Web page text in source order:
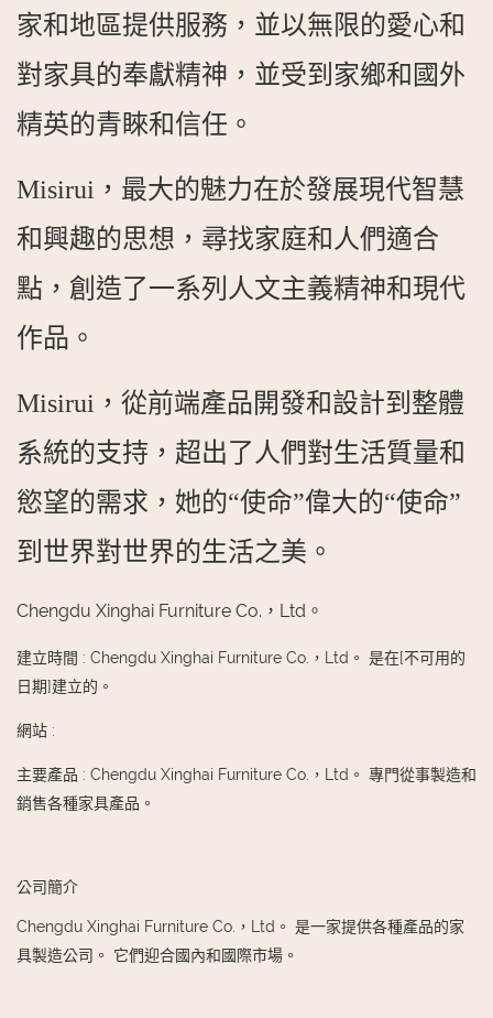
家和地區提供服務，並以無限的愛心和
對家具的奉獻精神，並受到家鄉和國外
精英的青睞和信任。
Misirui，最大的魅力在於發展現代智慧
和興趣的思想，尋找家庭和人們適合
點，創造了一系列人文主義精神和現代
作品。
Misirui，從前端產品開發和設計到整體
系統的支持，超出了人們對生活質量和
慾望的需求，她的“使命”偉大的“使命”
到世界對世界的生活之美。
Chengdu Xinghai Furniture Co.，Ltd。
建立時間 : Chengdu Xinghai Furniture Co.，Ltd。 是在[不可用的
日期]建立的。
網站 :
主要產品 : Chengdu Xinghai Furniture Co.，Ltd。 專門從事製造和
銷售各種家具產品。
公司簡介
Chengdu Xinghai Furniture Co.，Ltd。 是一家提供各種產品的家
具製造公司。 它們迎合國內和國際市場。